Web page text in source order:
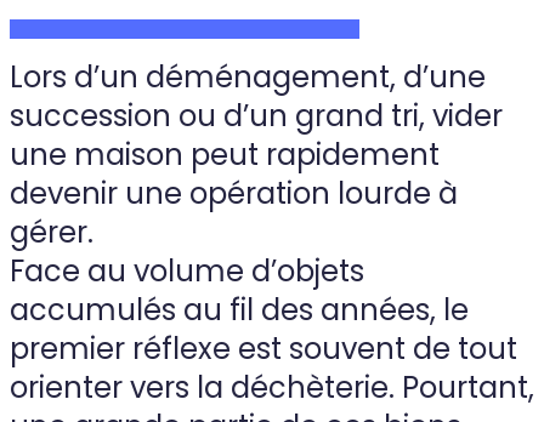
Lors d’un déménagement, d’une
succession ou d’un grand tri, vider
une maison peut rapidement
devenir une opération lourde à
gérer.
Face au volume d’objets
accumulés au fil des années, le
premier réflexe est souvent de tout
orienter vers la déchèterie. Pourtant,